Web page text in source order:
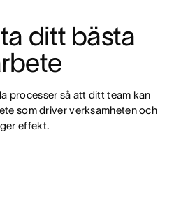
ditt bästa
processer så att ditt team kan
som driver verksamheten och
ger effekt.